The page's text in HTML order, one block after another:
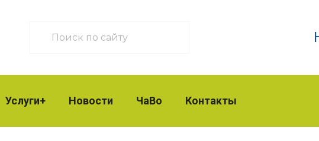
Услуги Новости ЧаВо Контакты